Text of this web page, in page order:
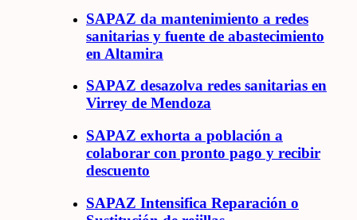
SAPAZ da mantenimiento a redes
sanitarias y fuente de abastecimiento
en Altamira
SAPAZ desazolva redes sanitarias en
Virrey de Mendoza
SAPAZ exhorta a población a
colaborar con pronto pago y recibir
descuento
SAPAZ Intensifica Reparación o